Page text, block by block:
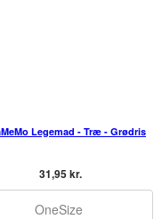
Legemad - Træ - Grødris
31,95 kr.
OneSize